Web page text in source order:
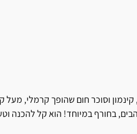
וסוכר חום שהופך קרמלי, מעל
בחורף במיוחד! הוא קל להכנה